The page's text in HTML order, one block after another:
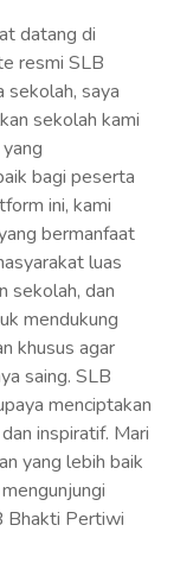
datang di
resmi SLB
sekolah, saya
sekolah kami
bagi peserta
ini, kami
bermanfaat
luas
sekolah, dan
mendukung
khusus agar
saing. SLB
menciptakan
inspiratif. Mari
yang lebih baik
Bhakti Pertiwi